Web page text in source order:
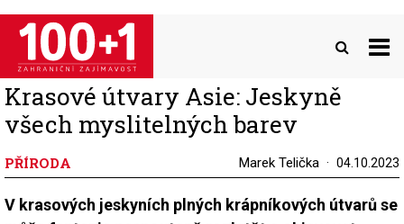
Přejít
hlavnímu
obsahu
Krasové útvary Asie: Jeskyně
všech myslitelných barev
PŘÍRODA Marek Telička 04.10.2023
V krasových jeskyních plných krápníkových útvarů se